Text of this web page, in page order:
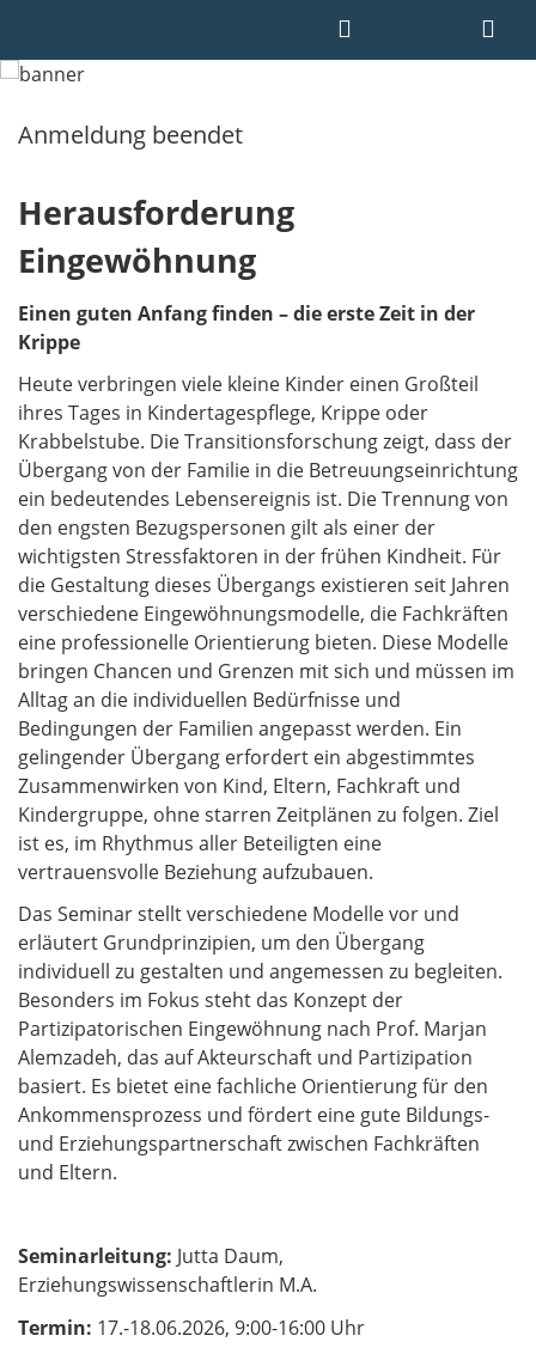
Anmeldung beendet
Herausforderung
Eingewöhnung
Einen guten Anfang finden – die erste Zeit in der
Krippe
Heute verbringen viele kleine Kinder einen Großteil
ihres Tages in Kindertagespflege, Krippe oder
Krabbelstube. Die Transitionsforschung zeigt, dass der
Übergang von der Familie in die Betreuungseinrichtung
ein bedeutendes Lebensereignis ist. Die Trennung von
den engsten Bezugspersonen gilt als einer der
wichtigsten Stressfaktoren in der frühen Kindheit. Für
die Gestaltung dieses Übergangs existieren seit Jahren
verschiedene Eingewöhnungsmodelle, die Fachkräften
eine professionelle Orientierung bieten. Diese Modelle
bringen Chancen und Grenzen mit sich und müssen im
Alltag an die individuellen Bedürfnisse und
Bedingungen der Familien angepasst werden. Ein
gelingender Übergang erfordert ein abgestimmtes
Zusammenwirken von Kind, Eltern, Fachkraft und
Kindergruppe, ohne starren Zeitplänen zu folgen. Ziel
ist es, im Rhythmus aller Beteiligten eine
vertrauensvolle Beziehung aufzubauen.
Das Seminar stellt verschiedene Modelle vor und
erläutert Grundprinzipien, um den Übergang
individuell zu gestalten und angemessen zu begleiten.
Besonders im Fokus steht das Konzept der
Partizipatorischen Eingewöhnung nach Prof. Marjan
Alemzadeh, das auf Akteurschaft und Partizipation
basiert. Es bietet eine fachliche Orientierung für den
Ankommensprozess und fördert eine gute Bildungs-
und Erziehungspartnerschaft zwischen Fachkräften
und Eltern.
Seminarleitung: Jutta Daum,
Erziehungswissenschaftlerin M.A.
Termin: 17.-18.06.2026, 9:00-16:00 Uhr